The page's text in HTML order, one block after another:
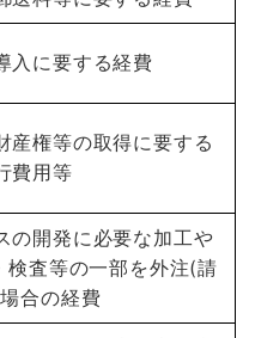
入に要する経費
産権等の取得に要する
費用等
の開発に必要な加工や
査等の一部を外注(請
合の経費